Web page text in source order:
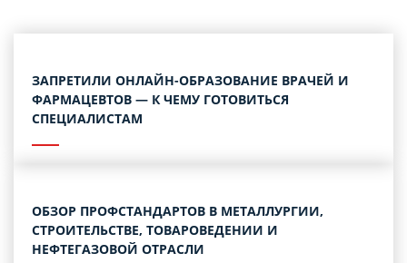
ЗАПРЕТИЛИ ОНЛАЙН-ОБРАЗОВАНИЕ ВРАЧЕЙ И
ФАРМАЦЕВТОВ — К ЧЕМУ ГОТОВИТЬСЯ
СПЕЦИАЛИСТАМ
ОБЗОР ПРОФСТАНДАРТОВ В МЕТАЛЛУРГИИ,
СТРОИТЕЛЬСТВЕ, ТОВАРОВЕДЕНИИ И
НЕФТЕГАЗОВОЙ ОТРАСЛИ